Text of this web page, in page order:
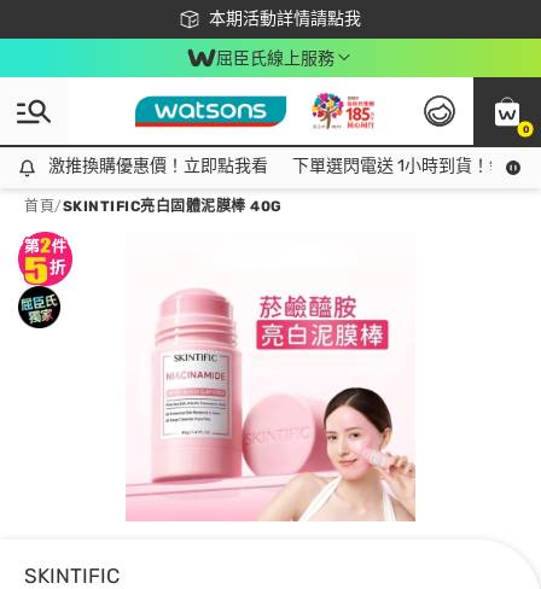
本期活動詳情請點我
下載app最高回饋$350
屈臣氏線上服務
0
激推換購優惠價！立即點我看
激推換購優惠價！立即點我看 下單選閃電送 1小時到貨！領神
首頁/SKINTIFIC亮白固體泥膜棒 40G
SKINTIFIC